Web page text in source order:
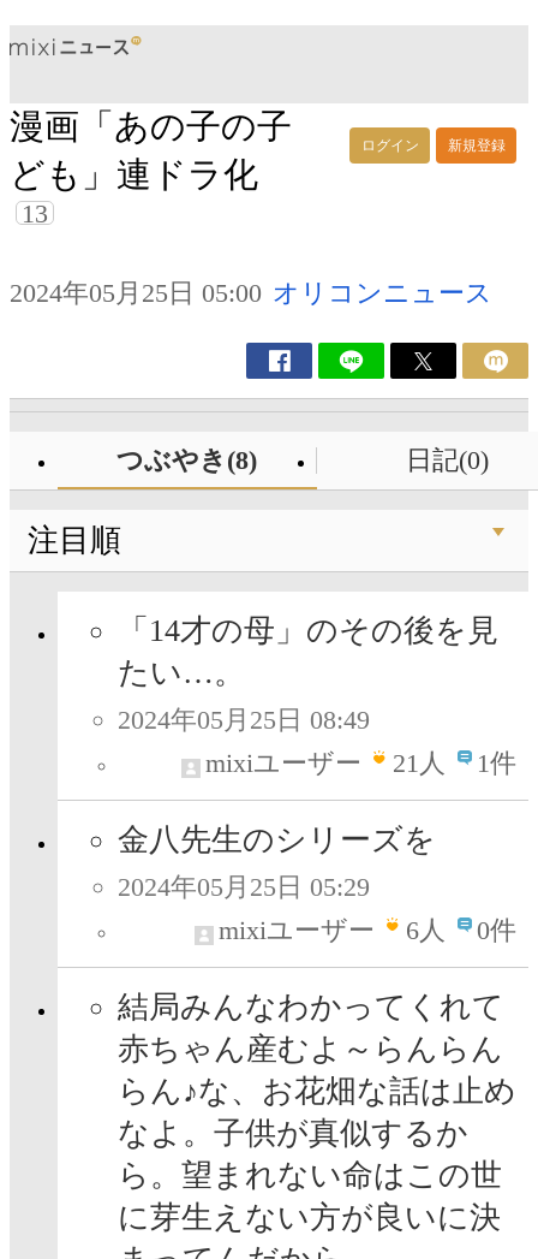
ログイン 新規登録
漫画「あの子の子
ども」連ドラ化
13
2024年05月25日 05:00 オリコンニュース
つぶやき(8) 日記(0)
注目順
「14才の母」のその後を見
たい…。
2024年05月25日 08:49
mixiユーザー
21人 1件
金八先生のシリーズを
2024年05月25日 05:29
mixiユーザー
6人 0件
結局みんなわかってくれて
赤ちゃん産むよ～らんらん
らん♪な、お花畑な話は止め
なよ。子供が真似するか
ら。望まれない命はこの世
に芽生えない方が良いに決